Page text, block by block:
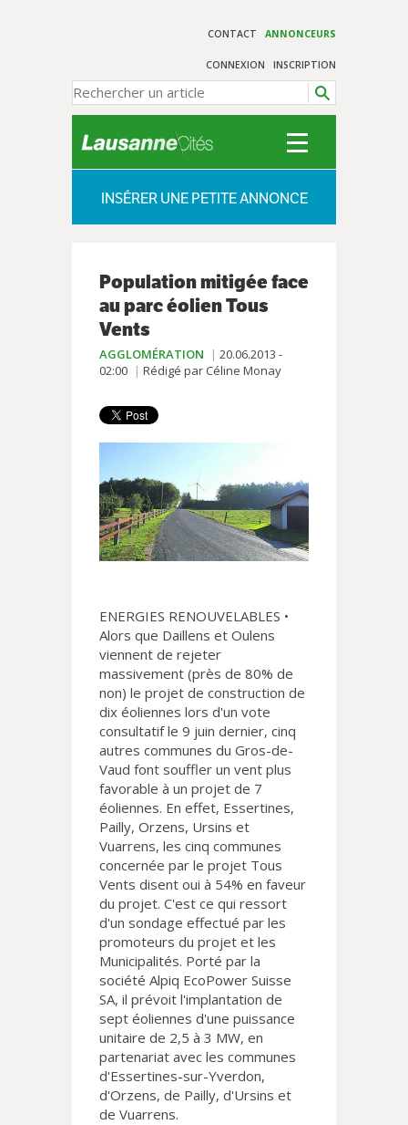
CONTACT ANNONCEURS
CONNEXION INSCRIPTION
INSÉRER UNE PETITE ANNONCE
Population mitigée face
au parc éolien Tous
Vents
AGGLOMÉRATION
20.06.2013 -
02:00
Rédigé par Céline Monay
ENERGIES RENOUVELABLES •
Alors que Daillens et Oulens
viennent de rejeter
massivement (près de 80% de
non) le projet de construction de
dix éoliennes lors d'un vote
consultatif le 9 juin dernier, cinq
autres communes du Gros-de-
Vaud font souffler un vent plus
favorable à un projet de 7
éoliennes. En effet, Essertines,
Pailly, Orzens, Ursins et
Vuarrens, les cinq communes
concernée par le projet Tous
Vents disent oui à 54% en faveur
du projet. C'est ce qui ressort
d'un sondage effectué par les
promoteurs du projet et les
Municipalités. Porté par la
société Alpiq EcoPower Suisse
SA, il prévoit l'implantation de
sept éoliennes d'une puissance
unitaire de 2,5 à 3 MW, en
partenariat avec les communes
d'Essertines-sur-Yverdon,
d'Orzens, de Pailly, d'Ursins et
de Vuarrens.